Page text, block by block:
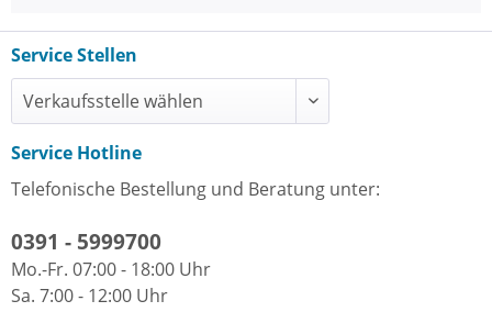
Service Stellen
Service Hotline
Telefonische Bestellung und Beratung unter:
0391 - 5999700
Mo.-Fr. 07:00 - 18:00 Uhr
Sa. 7:00 - 12:00 Uhr